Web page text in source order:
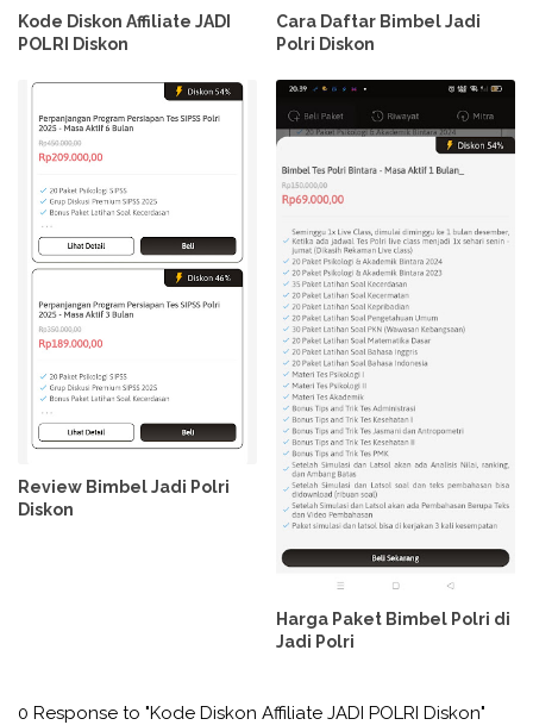
Kode Diskon Affiliate JADI
POLRI Diskon
Cara Daftar Bimbel Jadi
Polri Diskon
Review Bimbel Jadi Polri
Diskon
Harga Paket Bimbel Polri di
Jadi Polri
0 Response to "Kode Diskon Affiliate JADI POLRI Diskon"